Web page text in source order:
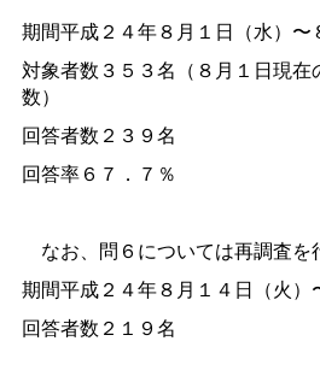
期間平成２４年８月１日（水）〜
対象者数３５３名（８月１日現
数）
回答者数２３９名
回答率６７．７％
なお、問６については再調査を
期間平成２４年８月１４日（火）
回答者数２１９名